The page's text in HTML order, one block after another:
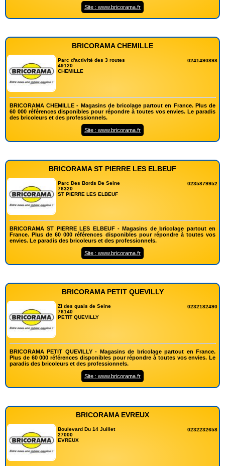
Site : www.bricorama.fr
BRICORAMA CHEMILLE
Parc d'activité des 3 routes
49120
CHEMILLE
0241490898
BRICORAMA CHEMILLE - Magasins de bricolage partout en France. Plus de
60 000 références disponibles pour répondre à toutes vos envies. Le paradis
des bricoleurs et des professionnels.
Site : www.bricorama.fr
BRICORAMA ST PIERRE LES ELBEUF
Parc Des Bords De Seine
76320
ST PIERRE LES ELBEUF
0235879952
BRICORAMA ST PIERRE LES ELBEUF - Magasins de bricolage partout en
France. Plus de 60 000 références disponibles pour répondre à toutes vos
envies. Le paradis des bricoleurs et des professionnels.
Site : www.bricorama.fr
BRICORAMA PETIT QUEVILLY
ZI des quais de Seine
76140
PETIT QUEVILLY
0232182490
BRICORAMA PETIT QUEVILLY - Magasins de bricolage partout en France.
Plus de 60 000 références disponibles pour répondre à toutes vos envies. Le
paradis des bricoleurs et des professionnels.
Site : www.bricorama.fr
BRICORAMA EVREUX
Boulevard Du 14 Juillet
27000
EVREUX
0232232658